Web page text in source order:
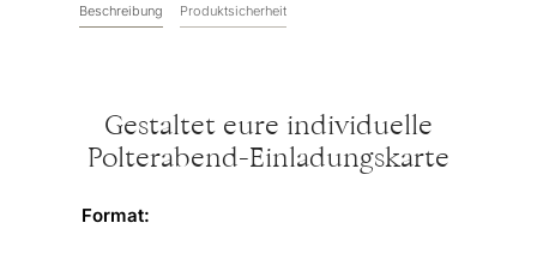
Beschreibung Produktsicherheit
Gestaltet eure individuelle
Polterabend-Einladungskarte
Format: